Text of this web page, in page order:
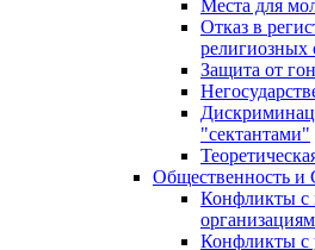
Места для
Отказ в
религиозных
Защита от
"сектантами"
Общественность
Конфликты с
Конфликты с